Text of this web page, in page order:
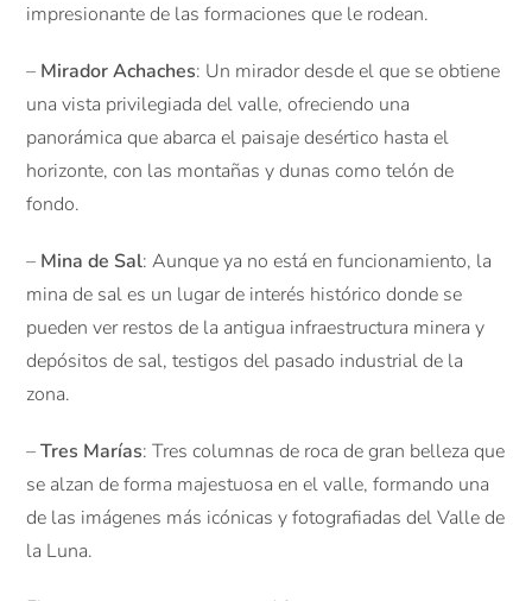
impresionante de las formaciones que le rodean.
– Mirador Achaches: Un mirador desde el que se obtiene
una vista privilegiada del valle, ofreciendo una
panorámica que abarca el paisaje desértico hasta el
horizonte, con las montañas y dunas como telón de
fondo.
– Mina de Sal: Aunque ya no está en funcionamiento, la
mina de sal es un lugar de interés histórico donde se
pueden ver restos de la antigua infraestructura minera y
depósitos de sal, testigos del pasado industrial de la
zona.
–Tres Marías: Tres columnas de roca de gran belleza que
se alzan de forma majestuosa en el valle, formando una
de las imágenes más icónicas y fotografiadas del Valle de
la Luna.